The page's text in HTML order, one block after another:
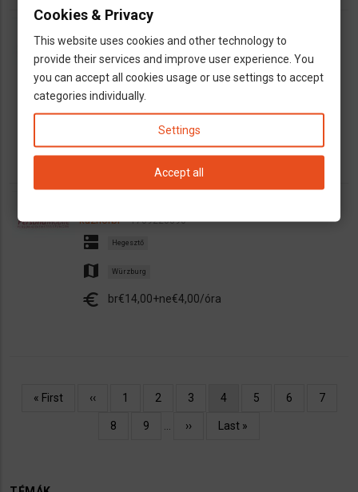
WIG hegesztő
kuznorbi 1710329537
dns
map Donaueschingen
br€14,00+ne€4,00/óra
kuznorbi 1709220090
dns Hegesztő
map Würzburg
euro br€14,00+ne€4,00/óra
Oldalszámozás
Első
« First
Előző
‹‹ Oldal
1 Oldal
2 Oldal
3
Jelenlegi
4 Oldal
5 Oldal
6 Oldal
7
Oldal
8 Oldal
9
Következő
››
Utolsó
Last »
Cookies & Privacy
This website uses cookies and other technology to
provide their services and improve user experience. You
you can accept all cookies usage or use settings to accept
categories individually.
Settings
Accept all